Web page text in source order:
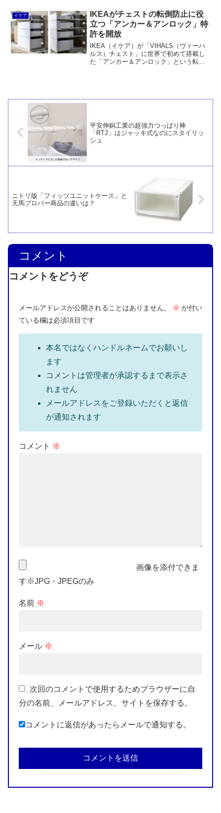
はセルフサービスエリアにありました
が、組み立て...
イケア
IKEAがチェストの転倒防止に役
立つ「アンカー＆アンロック」特
許を開放
IKEA（イケア）が「VIHALS（ヴィーハ
ルス）チェスト」に世界で初めて搭載し
た「アンカー＆アンロック」という転倒
るという画期的な機構です。
平安伸銅工業の超強力つっぱり棒
「RTJ」はジャッキ式なのにスタイリッ
シュ
ニトリ版「フィッツユニットケース」と
天馬プロパー商品の違いは？
コメント
コメントをどうぞ
メールアドレスが公開されることはありません。 ※ が付い
ている欄は必須項目です
本名ではなくハンドルネームでお願いし
ます
コメントは管理者が承認するまで表示さ
れません
メールアドレスをご登録いただくと返信
が通知されます
コメント ※
画像を添付できま
す※JPG・JPEGのみ
名前 ※
メール ※
次回のコメントで使用するためブラウザーに自
分の名前、メールアドレス、サイトを保存する。
コメントに返信があったらメールで通知する。